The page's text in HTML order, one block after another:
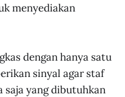
menyediakan
dengan hanya satu
sinyal agar staf
saja yang dibutuhkan